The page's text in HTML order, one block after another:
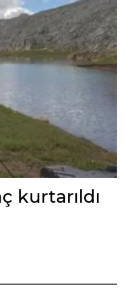
kurtarıldı